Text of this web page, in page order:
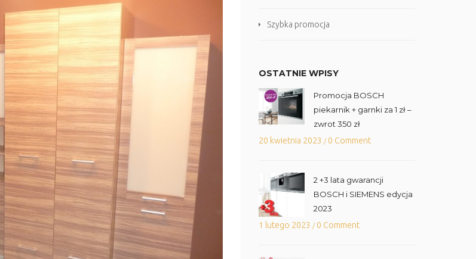
Szybka promocja
OSTATNIE WPISY
Promocja BOSCH
piekarnik + garnki za 1 zł –
zwrot 350 zł
20 kwietnia 2023 /0 Comment
2 +3 lata gwarancji
BOSCH i SIEMENS edycja
2023
1 lutego 2023 /0 Comment